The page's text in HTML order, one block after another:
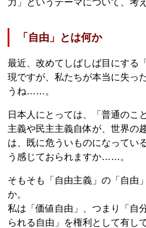
「自由」とは何か
最近、改めてしばしば目にする
現ですが、私たちが本当に失っ
うね……。
日本人にとっては、「普通のこ
主義や民主主義自体が、世界の
は、既に危ういものになってい
う感じておられますか……。
そもそも「自由主義」の「自由
か。
私は「価値自由」、つまり「自
られる自由」を権利として有し